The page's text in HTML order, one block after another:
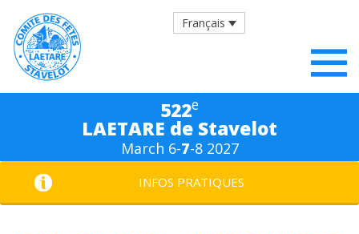
Français
522e
LAETARE de Stavelot
March 6-7-8 2027
INFOS PRATIQUES